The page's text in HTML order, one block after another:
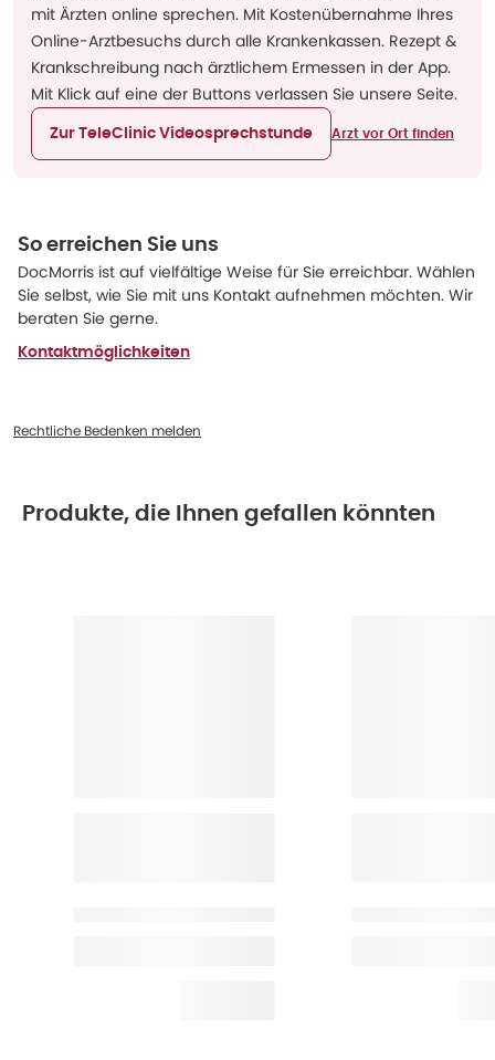
mit Ärzten online sprechen. Mit Kostenübernahme Ihres
Online-Arztbesuchs durch alle Krankenkassen. Rezept &
Krankschreibung nach ärztlichem Ermessen in der App.
Mit Klick auf eine der Buttons verlassen Sie unsere Seite.
Zur TeleClinic Videosprechstunde Arzt vor Ort finden
So erreichen Sie uns
DocMorris ist auf vielfältige Weise für Sie erreichbar. Wählen
Sie selbst, wie Sie mit uns Kontakt aufnehmen möchten. Wir
beraten Sie gerne.
Kontaktmöglichkeiten
Rechtliche Bedenken melden
Produkte, die Ihnen gefallen könnten